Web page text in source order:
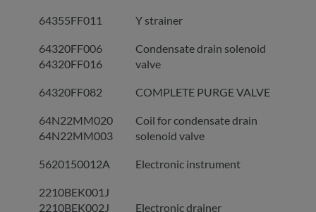
64355FF011 Y strainer
64320FF006
64320FF016
Condensate drain solenoid
valve
64320FF082 COMPLETE PURGE VALVE
64N22MM020
64N22MM003
Coil for condensate drain
solenoid valve
5620150012A Electronic instrument
2210BEK001J
2210BEK002J
Electronic drainer